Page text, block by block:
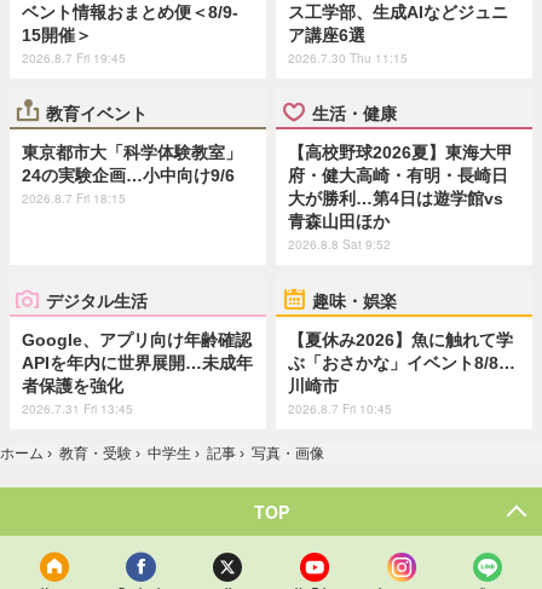
ベント情報おまとめ便＜8/9-
15開催＞
2026.8.7 Fri 19:45
ス工学部、生成AIなどジュニ
ア講座6選
2026.7.30 Thu 11:15
教育イベント
東京都市大「科学体験教室」
24の実験企画…小中向け9/6
2026.8.7 Fri 18:15
生活・健康
【高校野球2026夏】東海大甲
府・健大高崎・有明・長崎日
大が勝利…第4日は遊学館vs
青森山田ほか
2026.8.8 Sat 9:52
デジタル生活
Google、アプリ向け年齢確認
APIを年内に世界展開…未成年
者保護を強化
2026.7.31 Fri 13:45
趣味・娯楽
【夏休み2026】魚に触れて学
ぶ「おさかな」イベント8/8…
川崎市
2026.8.7 Fri 10:45
ホーム › 教育・受験 › 中学生 › 記事 › 写真・画像
TOP